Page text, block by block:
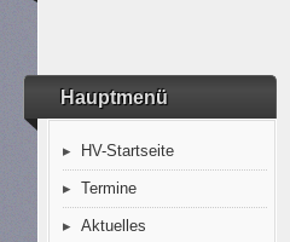
Hauptmenü
HV-Startseite
Termine
Aktuelles